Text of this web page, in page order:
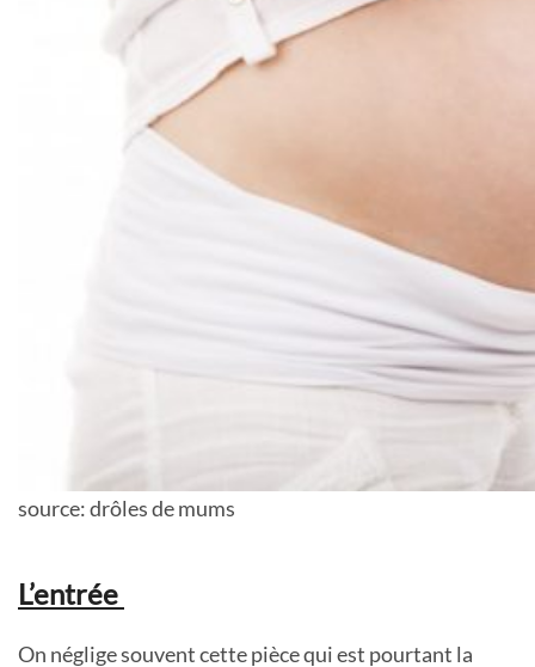
source: drôles de mums
L’entrée
On néglige souvent cette pièce qui est pourtant la